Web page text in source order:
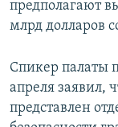
предполагают
млрд долларов
Спикер палаты
апреля заявил,
представлен